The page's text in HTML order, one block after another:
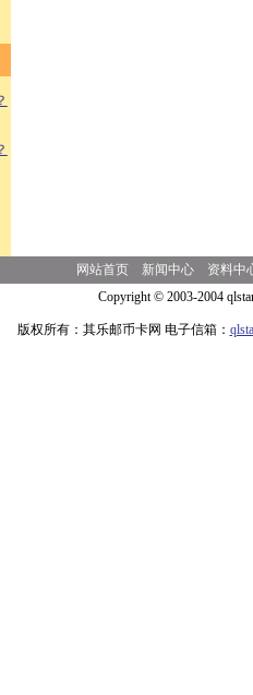
网站首页 新闻中心
资料中
Copyright © 2003-2004
版权所有：其乐邮币卡网 电子信箱：